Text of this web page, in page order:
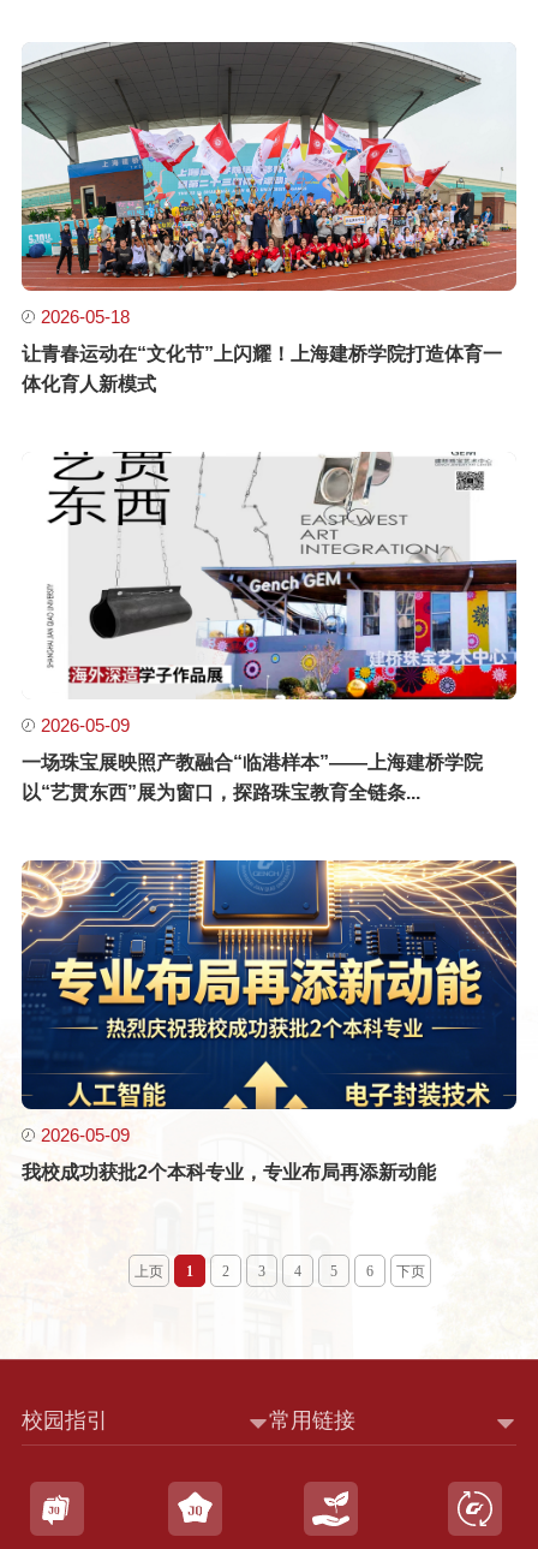
2026-05-18
让青春运动在“文化节”上闪耀！上海建桥学院打造体育一
体化育人新模式
2026-05-09
一场珠宝展映照产教融合“临港样本”——上海建桥学院
以“艺贯东西”展为窗口，探路珠宝教育全链条...
2026-05-09
我校成功获批2个本科专业，专业布局再添新动能
上页 1 2 3 4 5 6 下页
校园指引 常用链接